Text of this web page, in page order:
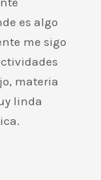
es algo
me sigo
materia
linda